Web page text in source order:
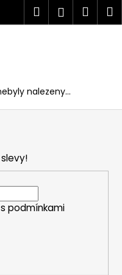
Hledat
nalezeny...
podmínkami